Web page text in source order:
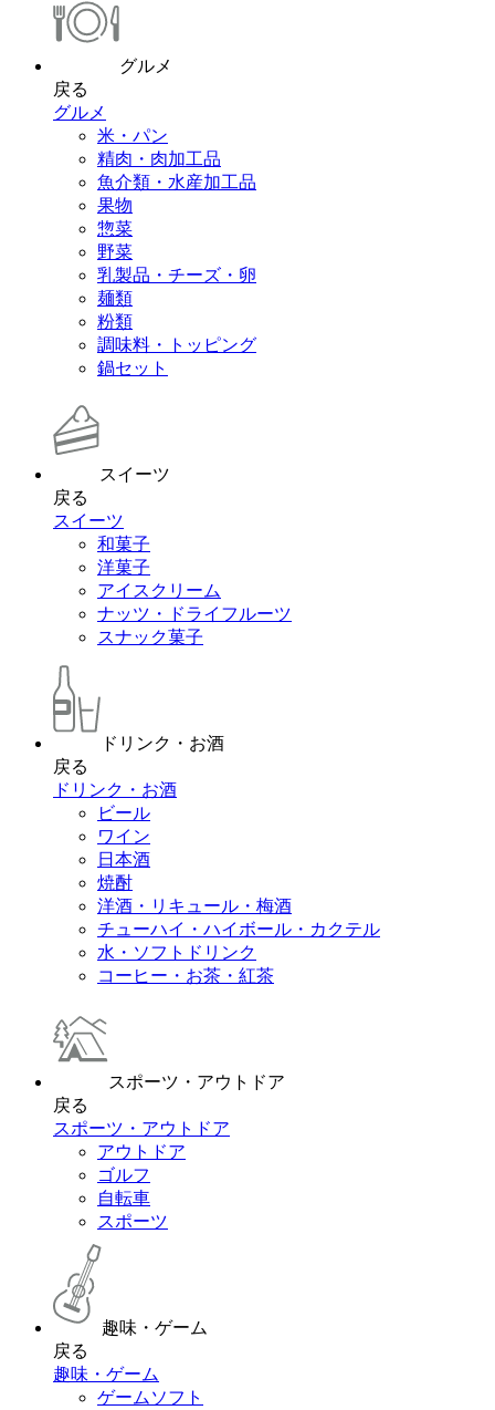
グルメ
戻る
グルメ
米・パン
精肉・肉加工品
魚介類・水産加工品
果物
惣菜
野菜
乳製品・チーズ・卵
麺類
粉類
調味料・トッピング
鍋セット
スイーツ
戻る
スイーツ
和菓子
洋菓子
アイスクリーム
ナッツ・ドライフルーツ
スナック菓子
ドリンク・お酒
戻る
ドリンク・お酒
ビール
ワイン
日本酒
焼酎
洋酒・リキュール・梅酒
チューハイ・ハイボール・カクテル
水・ソフトドリンク
コーヒー・お茶・紅茶
スポーツ・アウトドア
戻る
スポーツ・アウトドア
アウトドア
ゴルフ
自転車
スポーツ
趣味・ゲーム
戻る
趣味・ゲーム
ゲームソフト